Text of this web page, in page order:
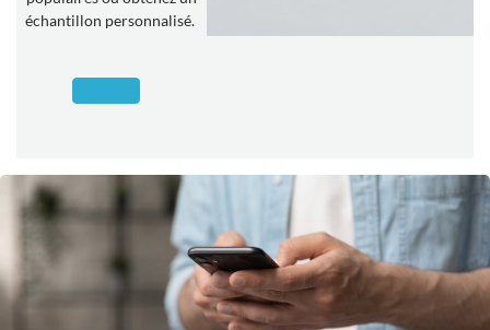
échantillon personnalisé.